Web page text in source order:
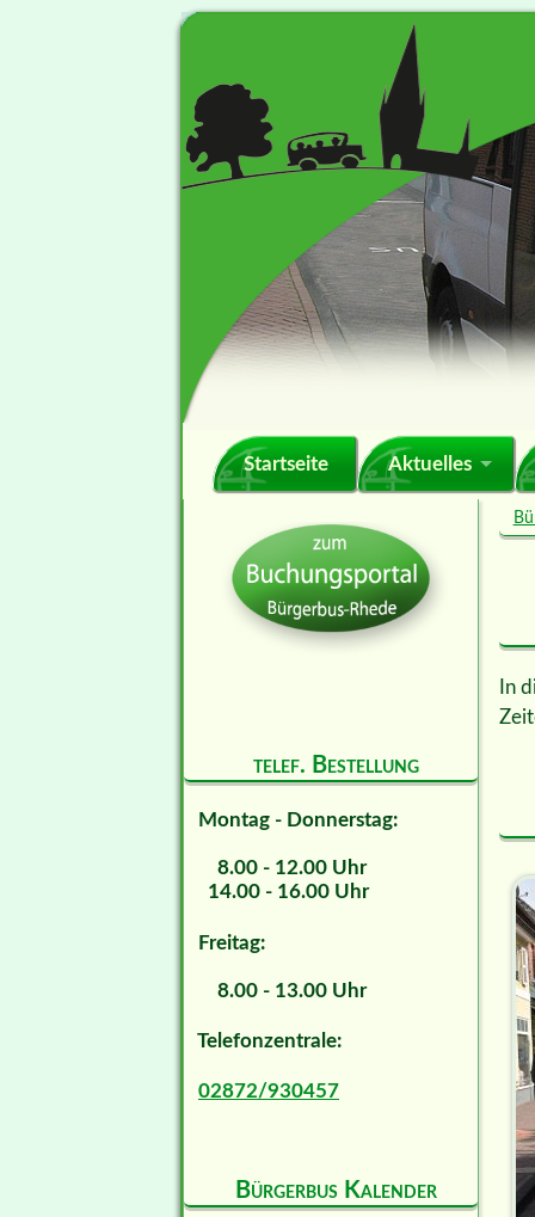
Navigation
überspringen
Startseite Aktuelles
In
telef. Bestellung
Montag - Donnerstag:
8.00 - 12.00 Uhr
14.00 - 16.00 Uhr
Freitag:
8.00 - 13.00 Uhr
Telefonzentrale:
02872/930457
Bürgerbus Kalender